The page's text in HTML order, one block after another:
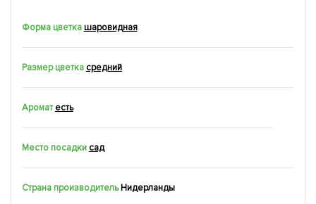
Форма цветкашаровидная
Размер цветка средний
Аромат есть
Место посадки сад
Страна производитель Нидерланды